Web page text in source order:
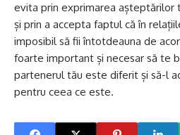
evita prin exprimarea așteptărilor
și prin a accepta faptul că în
imposibil să fii întotdeauna de
foarte important și necesar să te
partenerul tău este diferit și să-l
pentru ceea ce este.